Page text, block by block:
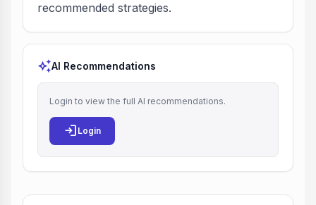
recommended strategies.
auto_awesomeAI Recommendations
Login to view the full AI recommendations.
login Login